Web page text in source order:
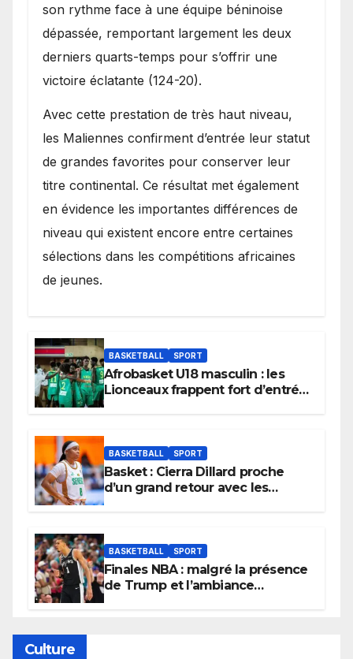
son rythme face à une équipe béninoise
dépassée, remportant largement les deux
derniers quarts-temps pour s’offrir une
victoire éclatante (124-20).
Avec cette prestation de très haut niveau,
les Maliennes confirment d’entrée leur statut
de grandes favorites pour conserver leur
titre continental. Ce résultat met également
en évidence les importantes différences de
niveau qui existent encore entre certaines
sélections dans les compétitions africaines
de jeunes.
BASKETBALL SPORT
Afrobasket U18 masculin : les
Lionceaux frappent fort d’entrée
BASKETBALL SPORT
Basket : Cierra Dillard proche
d’un grand retour avec les
BASKETBALL SPORT
Finales NBA : malgré la présence
de Trump et l’ambiance
Culture